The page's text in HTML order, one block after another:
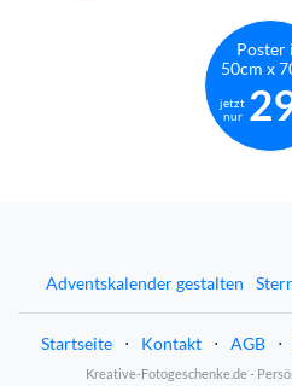
Poster
50cm x
jetzt
nur
Adventskalender gestalten
Startseite ⋅ Kontakt ⋅ AGB ⋅
Kreative-Fotogeschenke.de -